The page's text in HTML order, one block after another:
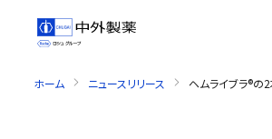
ホーム ニュースリリース ヘムライブラ®の